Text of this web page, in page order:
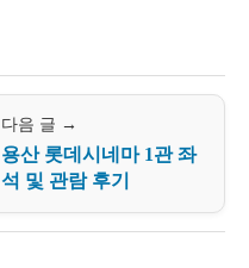
다음 글 →
용산 롯데시네마 1관 좌
석 및 관람 후기